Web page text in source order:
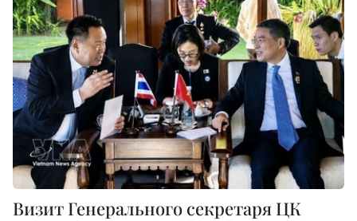
Визит Генерального секретаря ЦК